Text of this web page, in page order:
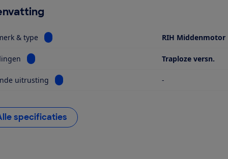
& type Bekijk informatie voor Motor, merk & typeRIH Middenmotor
Bekijk informatie voor Versnellingen Traploze versn.
uitrusting Bekijk informatie voor Opvallende uitrusting
-
specificaties